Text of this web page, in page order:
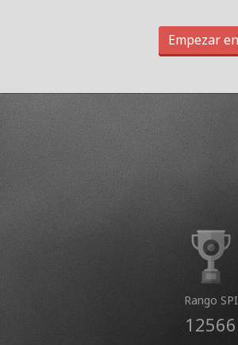
Empezar
Rango SPI
12566